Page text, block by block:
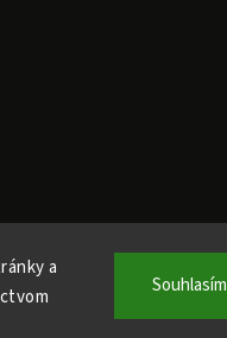
a
Souhlasím